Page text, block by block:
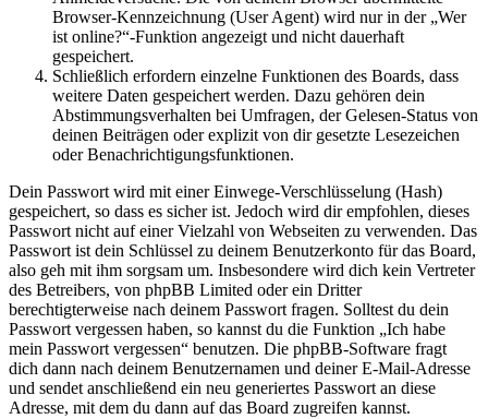
Browser-Kennzeichnung (User Agent) wird nur in der „Wer
ist online?“-Funktion angezeigt und nicht dauerhaft
gespeichert.
Schließlich erfordern einzelne Funktionen des Boards, dass
weitere Daten gespeichert werden. Dazu gehören dein
Abstimmungsverhalten bei Umfragen, der Gelesen-Status von
deinen Beiträgen oder explizit von dir gesetzte Lesezeichen
oder Benachrichtigungsfunktionen.
Dein Passwort wird mit einer Einwege-Verschlüsselung (Hash)
gespeichert, so dass es sicher ist. Jedoch wird dir empfohlen, dieses
Passwort nicht auf einer Vielzahl von Webseiten zu verwenden. Das
Passwort ist dein Schlüssel zu deinem Benutzerkonto für das Board,
also geh mit ihm sorgsam um. Insbesondere wird dich kein Vertreter
des Betreibers, von phpBB Limited oder ein Dritter
berechtigterweise nach deinem Passwort fragen. Solltest du dein
Passwort vergessen haben, so kannst du die Funktion „Ich habe
mein Passwort vergessen“ benutzen. Die phpBB-Software fragt
dich dann nach deinem Benutzernamen und deiner E-Mail-Adresse
und sendet anschließend ein neu generiertes Passwort an diese
Adresse, mit dem du dann auf das Board zugreifen kannst.